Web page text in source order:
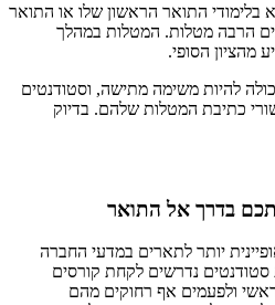
בלימודי התואר הראשון שלו או התואר
הרבה מטלות. המטלות במהלך
מהציון הסופי.
להיות משימה מתישה, וסטודנטים
כתיבת המטלות שלהם. בדיוק
בדרך אל התואר
יותר לתארים במדעי החברה
סטודנטים נדרשים לקחת קורסים
ולפעמים אף רחוקים מהם